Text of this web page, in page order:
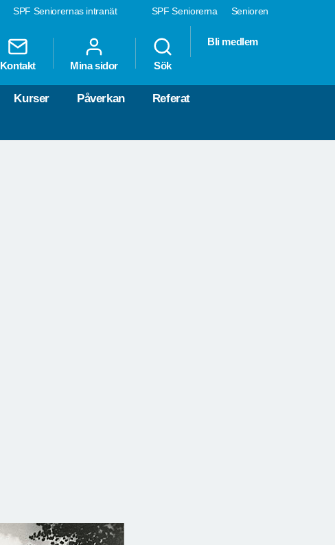
SPF Seniorerna Senioren
SPF Seniorernas intranät
Kontakt Mina sidor Sök
Bli medlem
Kurser Påverkan Referat